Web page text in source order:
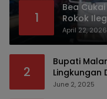
1
Bea
Rokok
April 22, 2026
2
Bupati
Lingkungan
Modus
June 2, 2025